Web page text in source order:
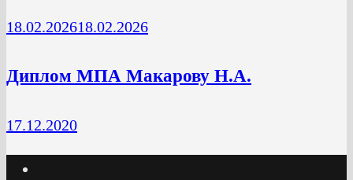
18.02.202618.02.2026
Диплом МПА Макарову Н.А.
17.12.2020